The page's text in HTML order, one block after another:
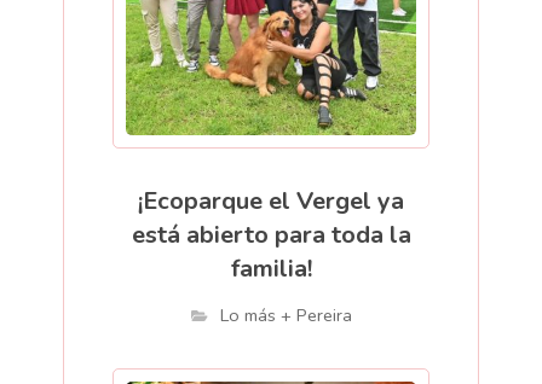
¡Ecoparque el Vergel ya
está abierto para toda la
familia!
Lo más + Pereira